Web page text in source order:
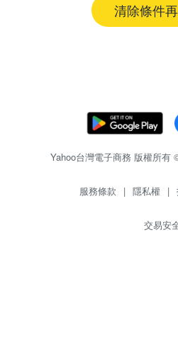
清除條件
Yahoo台灣電子商務 版權所有
服務條款 | 隱私權 |
交易安